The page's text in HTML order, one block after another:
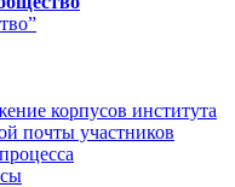
корпусов института
почты участников